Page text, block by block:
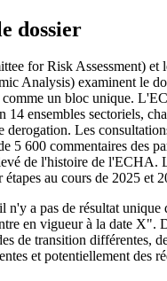
dossier
for Risk Assessment) et
Analysis) examinent le
comme un bloc unique.
14 ensembles sectoriels,
derogation. Les
5 600 commentaires des
de l'histoire de l'ECHA.
étapes au cours de 2025 et
n'y a pas de résultat unique
en vigueur à la date X".
de transition différentes,
et potentiellement des